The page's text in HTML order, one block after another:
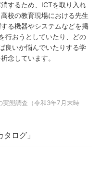
するため、ICTを取り入れ
校の教育現場における先生
る機器やシステムなどを掲
行おうとしていたり、どの
良いか悩んでいたりする学
念しています。
実態調査（令和3年7月末時
ログ」